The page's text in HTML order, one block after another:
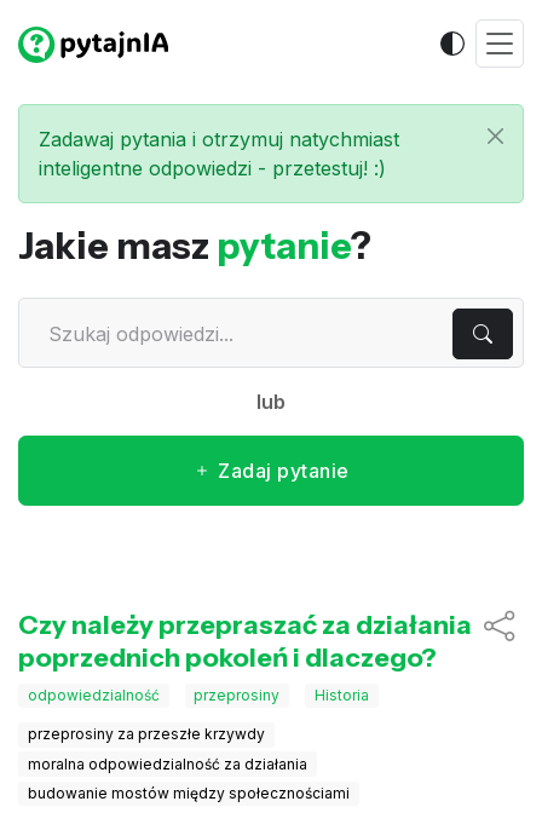
Zadawaj pytania i otrzymuj natychmiast
inteligentne odpowiedzi - przetestuj! :)
Jakie masz pytanie?
lub
Zadaj pytanie
Czy należy przepraszać za działania
poprzednich pokoleń i dlaczego?
odpowiedzialność przeprosiny Historia
przeprosiny za przeszłe krzywdy
moralna odpowiedzialność za działania
budowanie mostów między społecznościami